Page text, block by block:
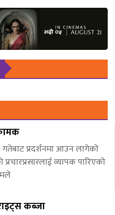
प्रदर्शनमा आउन लागेको
प्रचारप्रसारलाई व्यापक पारिएको
कब्जा